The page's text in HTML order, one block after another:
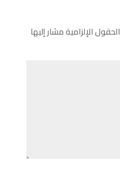
الحقول الإلزامية مشار إليها